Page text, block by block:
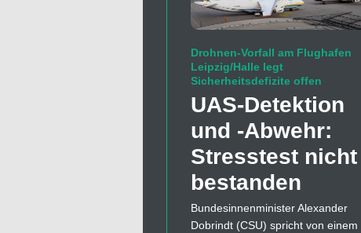
Drohnen-Vorfall am Flughafen
Leipzig/Halle legt
Sicherheitsdefizite offen
UAS-Detektion
und -Abwehr:
Stresstest nicht
bestanden
Bundesinnenminister Alexander
Dobrindt (CSU) spricht von einem